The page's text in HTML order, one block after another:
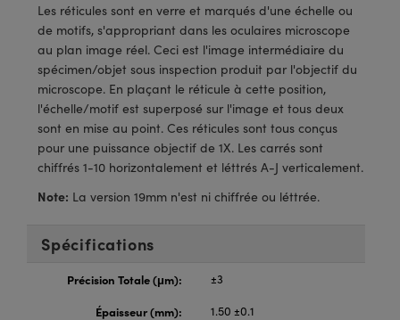
Optiques Traités par
Ionique
Diffractifs (DOE)
Optiques
Laser
Modulaires Zoom
la Microscopie
Micromètres
de Microscopie
ou Coupleurs
de Poche ou à Mesure Directe
et Composants
Development Systems
Optical
Labs™
Les réticules sont en verre et marqués d'une échelle ou
de motifs, s'appropriant dans les oculaires microscope
au plan image réel. Ceci est l'image intermédiaire du
spécimen/objet sous inspection produit par l'objectif du
microscope. En plaçant le réticule à cette position,
l'échelle/motif est superposé sur l'image et tous deux
sont en mise au point. Ces réticules sont tous conçus
pour une puissance objectif de 1X. Les carrés sont
chiffrés 1-10 horizontalement et léttrés A-J verticalement.
Note: La version 19mm n'est ni chiffrée ou léttrée.
Spécifications
Précision Totale (μm):
±3
Épaisseur (mm):
1.50 ±0.1